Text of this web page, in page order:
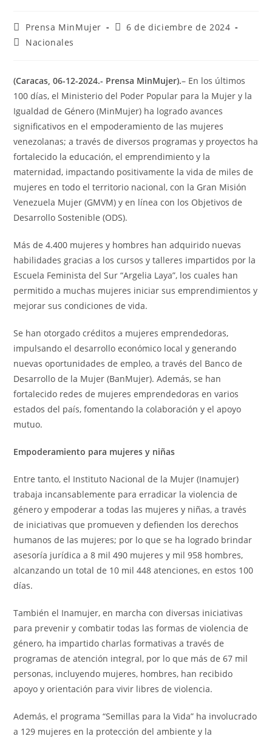
Prensa MinMujer
6 de diciembre de 2024
Nacionales
(Caracas, 06-12-2024.- Prensa MinMujer).– En los últimos
100 días, el Ministerio del Poder Popular para la Mujer y la
Igualdad de Género (MinMujer) ha logrado avances
significativos en el empoderamiento de las mujeres
venezolanas; a través de diversos programas y proyectos ha
fortalecido la educación, el emprendimiento y la
maternidad, impactando positivamente la vida de miles de
mujeres en todo el territorio nacional, con la Gran Misión
Venezuela Mujer (GMVM) y en línea con los Objetivos de
Desarrollo Sostenible (ODS).
Más de 4.400 mujeres y hombres han adquirido nuevas
habilidades gracias a los cursos y talleres impartidos por la
Escuela Feminista del Sur “Argelia Laya”, los cuales han
permitido a muchas mujeres iniciar sus emprendimientos y
mejorar sus condiciones de vida.
Se han otorgado créditos a mujeres emprendedoras,
impulsando el desarrollo económico local y generando
nuevas oportunidades de empleo, a través del Banco de
Desarrollo de la Mujer (BanMujer). Además, se han
fortalecido redes de mujeres emprendedoras en varios
estados del país, fomentando la colaboración y el apoyo
mutuo.
Empoderamiento para mujeres y niñas
Entre tanto, el Instituto Nacional de la Mujer (Inamujer)
trabaja incansablemente para erradicar la violencia de
género y empoderar a todas las mujeres y niñas, a través
de iniciativas que promueven y defienden los derechos
humanos de las mujeres; por lo que se ha logrado brindar
asesoría jurídica a 8 mil 490 mujeres y mil 958 hombres,
alcanzando un total de 10 mil 448 atenciones, en estos 100
días.
También el Inamujer, en marcha con diversas iniciativas
para prevenir y combatir todas las formas de violencia de
género, ha impartido charlas formativas a través de
programas de atención integral, por lo que más de 67 mil
personas, incluyendo mujeres, hombres, han recibido
apoyo y orientación para vivir libres de violencia.
Además, el programa “Semillas para la Vida” ha involucrado
a 129 mujeres en la protección del ambiente y la